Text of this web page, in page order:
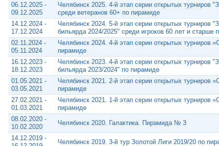
06.12.2025 -
09.12.2025
Челябинск 2025. 4-й этап серии открытых турниров
среди ветеранов 60+ по пирамиде
14.12.2024 -
17.12.2024
Челябинск 2024. 5-й этап серии открытых турниров
бильярда 2024/2025" среди игроков 60 лет и старше
02.11.2024 -
05.11.2024
Челябинск 2024. 4-й этап серии открытых турниров
пирамиде
16.12.2023 -
18.12.2023
Челябинск 2023. 4-й этап серии открытых турниров
бильярда 2023/2024" по пирамиде
01.05.2021 -
03.05.2021
Челябинск 2021. 2-й этап серии открытых турниров
пирамиде
27.02.2021 -
01.03.2021
Челябинск 2021. 1-й этап серии открытых турниров
пирамиде
08.02.2020 -
10.02.2020
Челябинск 2020. Галактика. Пирамида № 3
14.12.2019 -
Челябинск 2019. 3-й тур Золотой Лиги 2019/20 по